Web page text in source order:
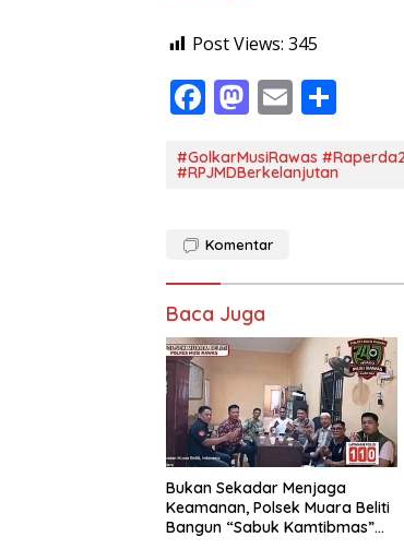
Post Views: 345
F
e
o
o
k
M
to
o
n
E
ai ar
#GolkarMusiRawas
#RPJMDBerkelanjutan
Komentar
Baca Juga
Bukan Sekadar Menjaga
Keamanan, Polsek Muara Beliti
Bangun “Sabuk Kamtibmas”